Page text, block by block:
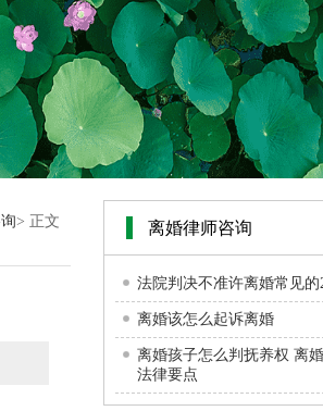
> 正文 离婚律师咨询
法院判决不准许离婚常见的
离婚该怎么起诉离婚
离婚孩子怎么判抚养权 离
法律要点